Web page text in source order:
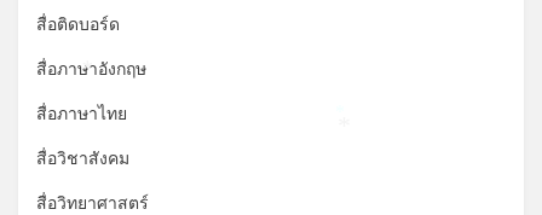
สื่อติดบอร์ด
สื่อภาษาอังกฤษ
สื่อภาษาไทย
สื่อวิชาสังคม
สื่อวิทยาศาสตร์